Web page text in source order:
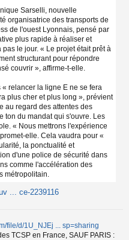
Sarselli, nouvelle
organisatrice des transports de
de l'ouest Lyonnais, pensé par
plus rapide à réaliser et
le jour. « Le projet était prêt à
structurant pour répondre
couvrir », affirme-t-elle.
relancer la ligne E ne se fera
plus cher et plus long », prévient
au regard des attentes des
ton du mandat qui s'ouvre. Les
« Nous mettrons l'expérience
elle. Cela vaudra pour «
la ponctualité et
d'une police de sécurité dans
comme l'accélération des
métropolitain.
... ce-2239116
file/d/1U_NJEj ... sp=sharing
TCSP en France, SAUF PARIS :